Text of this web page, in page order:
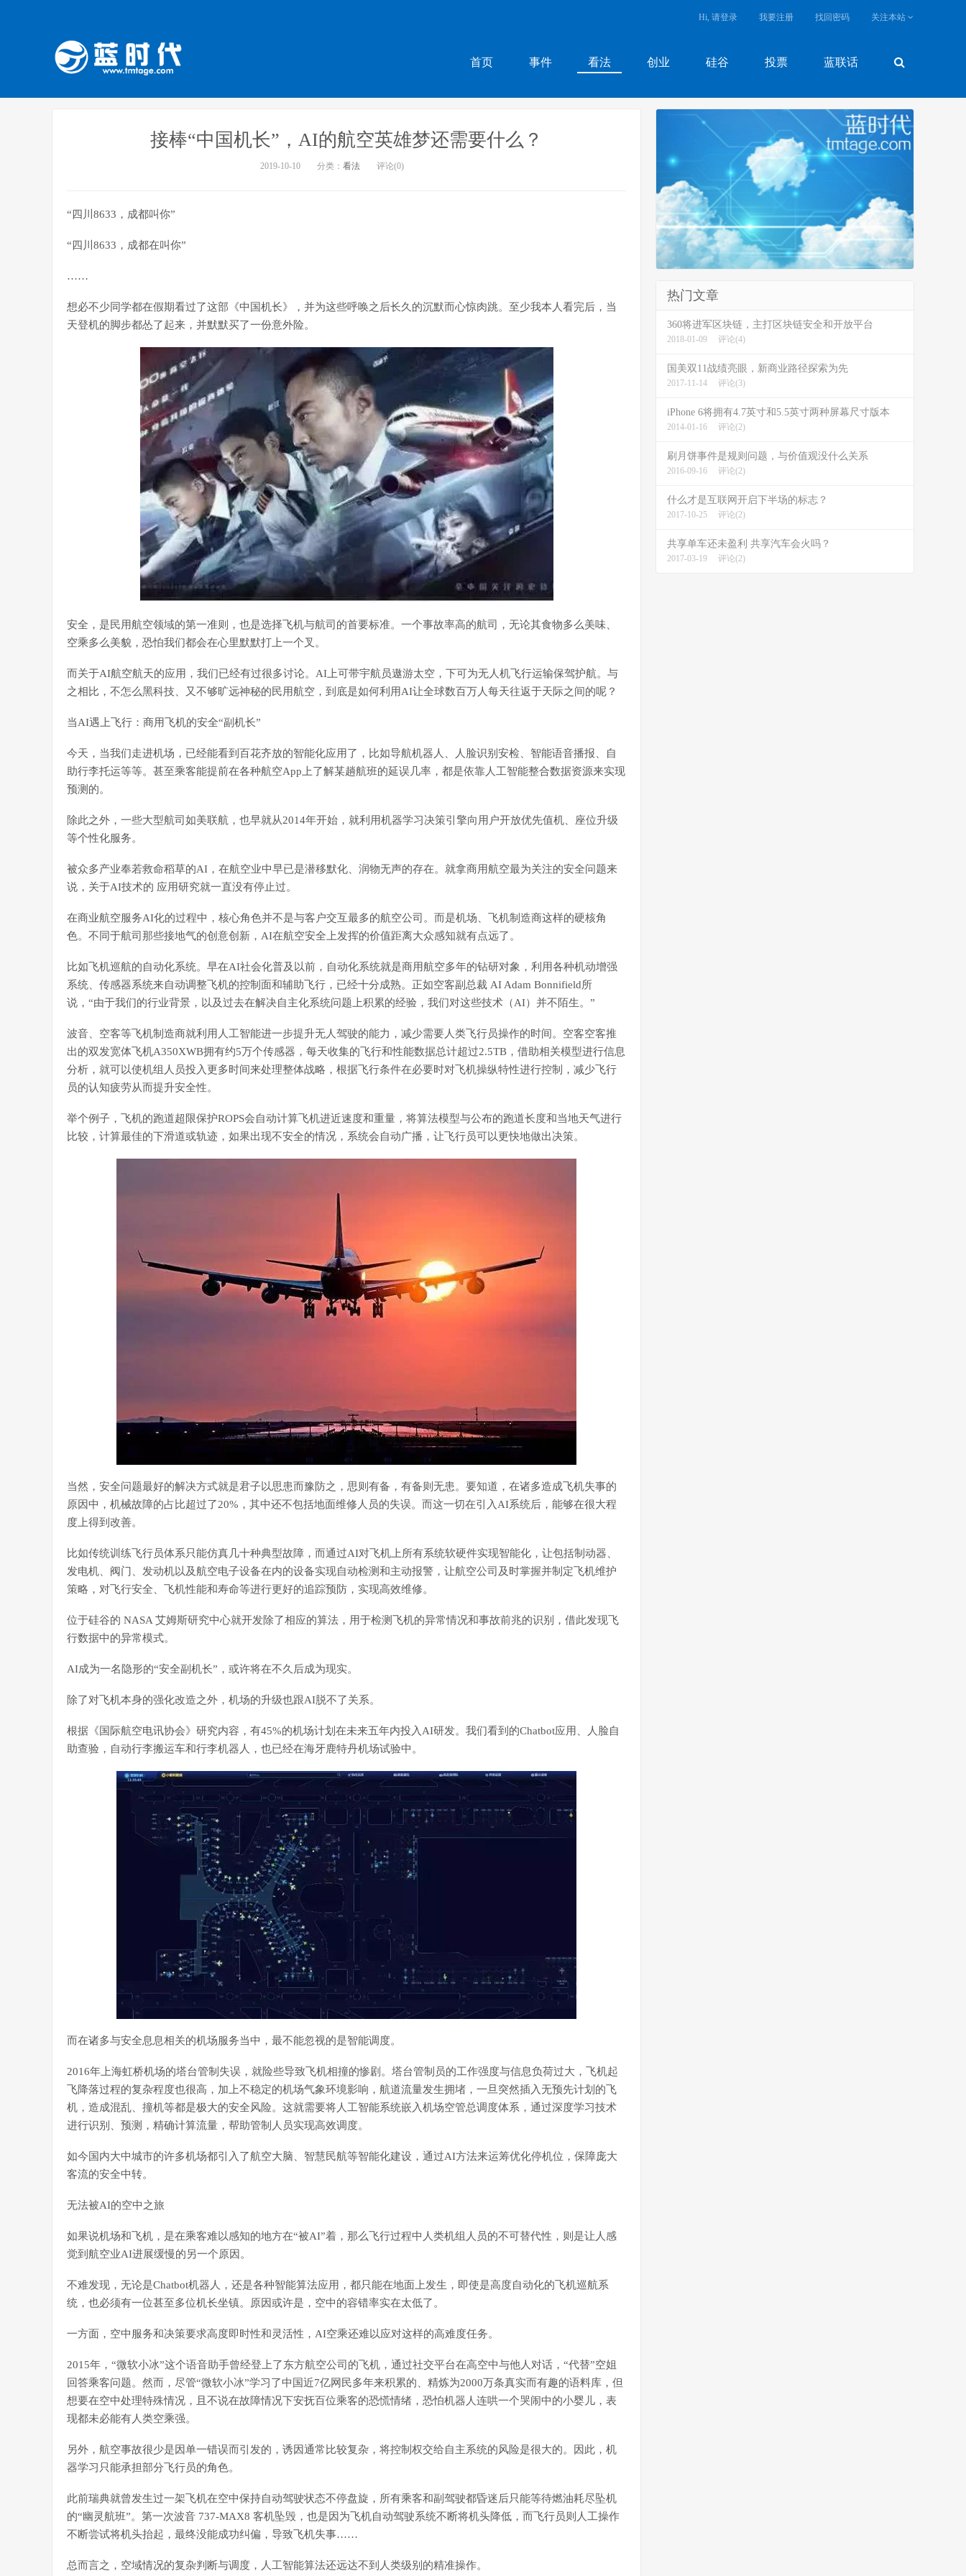
首页 事件 看法 创业 硅谷 投票 蓝联话
Hi, 请登录 我要注册 找回密码 关注本站
接棒“中国机长”，AI的航空英雄梦还需要什么？
2019-10-10 分类： 看法 评论(0)
“四川8633，成都叫你”
“四川8633，成都在叫你”
……
想必不少同学都在假期看过了这部《中国机长》，并为这些呼唤之后长久的沉默而心惊肉跳。至少我本人看完后，当
天登机的脚步都怂了起来，并默默买了一份意外险。
安全，是民用航空领域的第一准则，也是选择飞机与航司的首要标准。一个事故率高的航司，无论其食物多么美味、
空乘多么美貌，恐怕我们都会在心里默默打上一个叉。
而关于AI航空航天的应用，我们已经有过很多讨论。AI上可带宇航员遨游太空，下可为无人机飞行运输保驾护航。与
之相比，不怎么黑科技、又不够旷远神秘的民用航空，到底是如何利用AI让全球数百万人每天往返于天际之间的呢？
当AI遇上飞行：商用飞机的安全“副机长”
今天，当我们走进机场，已经能看到百花齐放的智能化应用了，比如导航机器人、人脸识别安检、智能语音播报、自
助行李托运等等。甚至乘客能提前在各种航空App上了解某趟航班的延误几率，都是依靠人工智能整合数据资源来实现
预测的。
除此之外，一些大型航司如美联航，也早就从2014年开始，就利用机器学习决策引擎向用户开放优先值机、座位升级
等个性化服务。
被众多产业奉若救命稻草的AI，在航空业中早已是潜移默化、润物无声的存在。就拿商用航空最为关注的安全问题来
说，关于AI技术的 应用研究就一直没有停止过。
在商业航空服务AI化的过程中，核心角色并不是与客户交互最多的航空公司。而是机场、飞机制造商这样的硬核角
色。不同于航司那些接地气的创意创新，AI在航空安全上发挥的价值距离大众感知就有点远了。
比如飞机巡航的自动化系统。早在AI社会化普及以前，自动化系统就是商用航空多年的钻研对象，利用各种机动增强
系统、传感器系统来自动调整飞机的控制面和辅助飞行，已经十分成熟。正如空客副总裁 AI Adam Bonnifield所
说，“由于我们的行业背景，以及过去在解决自主化系统问题上积累的经验，我们对这些技术（AI）并不陌生。”
波音、空客等飞机制造商就利用人工智能进一步提升无人驾驶的能力，减少需要人类飞行员操作的时间。空客空客推
出的双发宽体飞机A350XWB拥有约5万个传感器，每天收集的飞行和性能数据总计超过2.5TB，借助相关模型进行信息
分析，就可以使机组人员投入更多时间来处理整体战略，根据飞行条件在必要时对飞机操纵特性进行控制，减少飞行
员的认知疲劳从而提升安全性。
举个例子，飞机的跑道超限保护ROPS会自动计算飞机进近速度和重量，将算法模型与公布的跑道长度和当地天气进行
比较，计算最佳的下滑道或轨迹，如果出现不安全的情况，系统会自动广播，让飞行员可以更快地做出决策。
当然，安全问题最好的解决方式就是君子以思患而豫防之，思则有备，有备则无患。要知道，在诸多造成飞机失事的
原因中，机械故障的占比超过了20%，其中还不包括地面维修人员的失误。而这一切在引入AI系统后，能够在很大程
度上得到改善。
比如传统训练飞行员体系只能仿真几十种典型故障，而通过AI对飞机上所有系统软硬件实现智能化，让包括制动器、
发电机、阀门、发动机以及航空电子设备在内的设备实现自动检测和主动报警，让航空公司及时掌握并制定飞机维护
策略，对飞行安全、飞机性能和寿命等进行更好的追踪预防，实现高效维修。
位于硅谷的 NASA 艾姆斯研究中心就开发除了相应的算法，用于检测飞机的异常情况和事故前兆的识别，借此发现飞
行数据中的异常模式。
AI成为一名隐形的“安全副机长”，或许将在不久后成为现实。
除了对飞机本身的强化改造之外，机场的升级也跟AI脱不了关系。
根据《国际航空电讯协会》研究内容，有45%的机场计划在未来五年内投入AI研发。我们看到的Chatbot应用、人脸自
助查验，自动行李搬运车和行李机器人，也已经在海牙鹿特丹机场试验中。
而在诸多与安全息息相关的机场服务当中，最不能忽视的是智能调度。
2016年上海虹桥机场的塔台管制失误，就险些导致飞机相撞的惨剧。塔台管制员的工作强度与信息负荷过大，飞机起
飞降落过程的复杂程度也很高，加上不稳定的机场气象环境影响，航道流量发生拥堵，一旦突然插入无预先计划的飞
机，造成混乱、撞机等都是极大的安全风险。这就需要将人工智能系统嵌入机场空管总调度体系，通过深度学习技术
进行识别、预测，精确计算流量，帮助管制人员实现高效调度。
如今国内大中城市的许多机场都引入了航空大脑、智慧民航等智能化建设，通过AI方法来运筹优化停机位，保障庞大
客流的安全中转。
无法被AI的空中之旅
如果说机场和飞机，是在乘客难以感知的地方在“被AI”着，那么飞行过程中人类机组人员的不可替代性，则是让人感
觉到航空业AI进展缓慢的另一个原因。
不难发现，无论是Chatbot机器人，还是各种智能算法应用，都只能在地面上发生，即使是高度自动化的飞机巡航系
统，也必须有一位甚至多位机长坐镇。原因或许是，空中的容错率实在太低了。
一方面，空中服务和决策要求高度即时性和灵活性，AI空乘还难以应对这样的高难度任务。
2015年，“微软小冰”这个语音助手曾经登上了东方航空公司的飞机，通过社交平台在高空中与他人对话，“代替”空姐
回答乘客问题。然而，尽管“微软小冰”学习了中国近7亿网民多年来积累的、精炼为2000万条真实而有趣的语料库，但
想要在空中处理特殊情况，且不说在故障情况下安抚百位乘客的恐慌情绪，恐怕机器人连哄一个哭闹中的小婴儿，表
现都未必能有人类空乘强。
另外，航空事故很少是因单一错误而引发的，诱因通常比较复杂，将控制权交给自主系统的风险是很大的。因此，机
器学习只能承担部分飞行员的角色。
此前瑞典就曾发生过一架飞机在空中保持自动驾驶状态不停盘旋，所有乘客和副驾驶都昏迷后只能等待燃油耗尽坠机
的“幽灵航班”。第一次波音 737-MAX8 客机坠毁，也是因为飞机自动驾驶系统不断将机头降低，而飞行员则人工操作
不断尝试将机头抬起，最终没能成功纠偏，导致飞机失事……
总而言之，空域情况的复杂判断与调度，人工智能算法还远达不到人类级别的精准操作。
热门文章
360将进军区块链，主打区块链安全和开放平台
2018-01-09 评论(4)
国美双11战绩亮眼，新商业路径探索为先
2017-11-14 评论(3)
iPhone 6将拥有4.7英寸和5.5英寸两种屏幕尺寸版本
2014-01-16 评论(2)
刷月饼事件是规则问题，与价值观没什么关系
2016-09-16 评论(2)
什么才是互联网开启下半场的标志？
2017-10-25 评论(2)
共享单车还未盈利 共享汽车会火吗？
2017-03-19 评论(2)